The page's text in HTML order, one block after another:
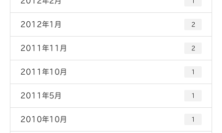
2012年1月 2
2011年11月 2
2011年10月 1
2011年5月 1
2010年10月 1